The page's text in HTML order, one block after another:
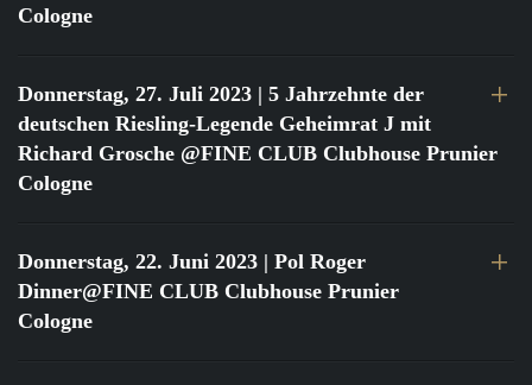
Cologne
Donnerstag, 27. Juli 2023 | 5 Jahrzehnte der
deutschen Riesling-Legende Geheimrat J mit
Richard Grosche @FINE CLUB Clubhouse Prunier
Cologne
Donnerstag, 22. Juni 2023 | Pol Roger
Dinner@FINE CLUB Clubhouse Prunier
Cologne